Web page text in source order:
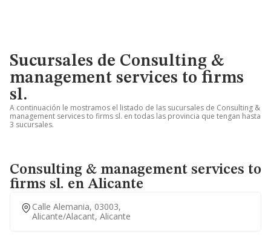
Sucursales de Consulting &
management services to firms
sl.
A continuación le mostramos el listado de las sucursales de Consulting &
management services to firms sl. en todas las provincia que tengan hasta
3 sucursales.
Consulting & management services to
firms sl. en Alicante
Calle Alemania, 03003,
Alicante/alacant, Alicante